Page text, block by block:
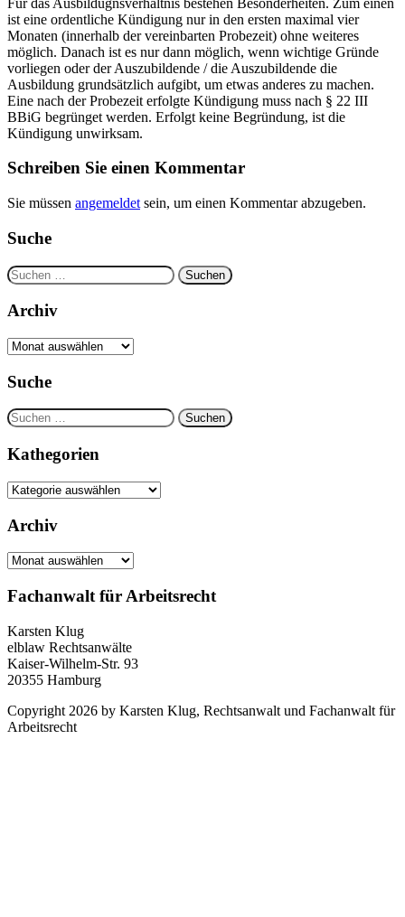
ist eine ordentliche Kündigung nur in den ersten maximal vier
Monaten (innerhalb der vereinbarten Probezeit) ohne weiteres
möglich. Danach ist es nur dann möglich, wenn wichtige Gründe
vorliegen oder der Auszubildende / die Auszubildende die
Ausbildung grundsätzlich aufgibt, um etwas anderes zu machen.
Eine nach der Probezeit erfolgte Kündigung muss nach § 22 III
BBiG begrünget werden. Erfolgt keine Begründung, ist die
Kündigung unwirksam.
Schreiben Sie einen Kommentar
Sie müssen angemeldet sein, um einen Kommentar abzugeben.
Suche
Suchen
nach:
Archiv
Archiv
Suche
Suchen
nach:
Kathegorien
Kathegorien
Archiv
Archiv
Fachanwalt für Arbeitsrecht
Karsten Klug
elblaw Rechtsanwälte
Kaiser-Wilhelm-Str. 93
20355 Hamburg
Copyright 2026 by Karsten Klug, Rechtsanwalt und Fachanwalt für
Arbeitsrecht